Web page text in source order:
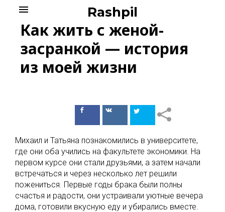
content
Rashpil
menu
Как жить с женой-
засранкой — история
из моей жизни
ПоделитьсяПоделиться
Михаил и Татьяна познакомились в университете,
где они оба учились на факультете экономики. На
первом курсе они стали друзьями, а затем начали
встречаться и через несколько лет решили
пожениться. Первые годы брака были полны
счастья и радости, они устраивали уютные вечера
дома, готовили вкусную еду и убирались вместе.